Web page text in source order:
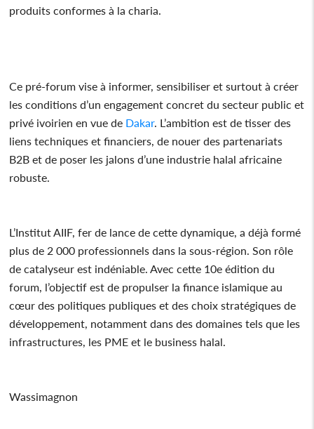
produits conformes à la charia.
Ce pré-forum vise à informer, sensibiliser et surtout à créer
les conditions d’un engagement concret du secteur public et
privé ivoirien en vue de Dakar. L’ambition est de tisser des
liens techniques et financiers, de nouer des partenariats
B2B et de poser les jalons d’une industrie halal africaine
robuste.
L’Institut AIIF, fer de lance de cette dynamique, a déjà formé
plus de 2 000 professionnels dans la sous-région. Son rôle
de catalyseur est indéniable. Avec cette 10e édition du
forum, l’objectif est de propulser la finance islamique au
cœur des politiques publiques et des choix stratégiques de
développement, notamment dans des domaines tels que les
infrastructures, les PME et le business halal.
Wassimagnon